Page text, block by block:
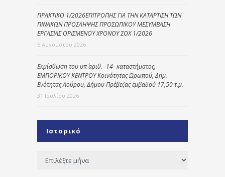
ΠΡΑΚΤΙΚΟ 1/2026ΕΠΙΤΡΟΠΗΣ ΓΙΑ ΤΗΝ ΚΑΤΑΡΤΙΣΗ ΤΩΝ
ΠΙΝΑΚΩΝ ΠΡΟΣΛΗΨΗΣ ΠΡΟΣΩΠΙΚΟΥ ΜΕΣΥΜΒΑΣΗ
ΕΡΓΑΣΙΑΣ ΟΡΙΣΜΕΝΟΥ ΧΡΟΝΟΥ ΣΟΧ 1/2026
6 Αυγούστου 2026
Εκμίσθωση του υπ΄ αριθ. -14- καταστήματος,
ΕΜΠΟΡΙΚΟΥ ΚΕΝΤΡΟΥ Κοινότητας Ωρωπού, Δημ.
Ενότητας Λούρου, Δήμου Πρέβεζας εμβαδού 17,50 τ.μ.
31 Ιουλίου 2026
Ιστορικό
Ιστορικό